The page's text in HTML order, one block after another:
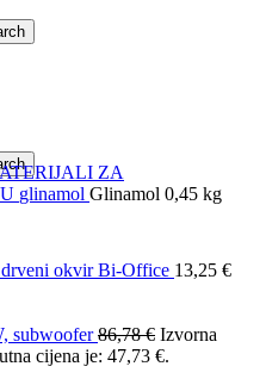
ZA
glinamol Glinamol 0,45 kg
drveni okvir Bi-Office 13,25 €
subwoofer86,78€ Izvorna
cijena je: 47,73 €.